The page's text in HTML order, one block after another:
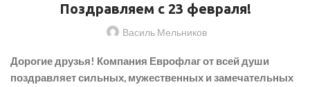
Поздравляем с 23 февраля!
Василь Мельников
Дорогие друзья! Компания Еврофлаг от всей души
поздравляет сильных, мужественных и замечательных